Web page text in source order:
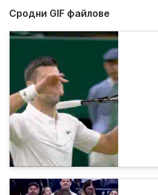
Сродни GIF файлове